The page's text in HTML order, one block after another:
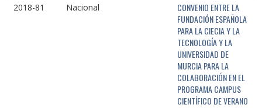
2018-81 Nacional
CONVENIO ENTRE LA
FUNDACIÓN ESPAÑOLA
PARA LA CIECIA Y LA
TECNOLOGÍA Y LA
UNIVERSIDAD DE
MURCIA PARA LA
COLABORACIÓN EN EL
PROGRAMA CAMPUS
CIENTÍFICO DE VERANO